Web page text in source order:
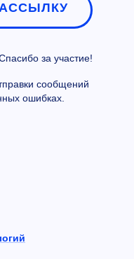
за участие!
сообщений
ошибках.